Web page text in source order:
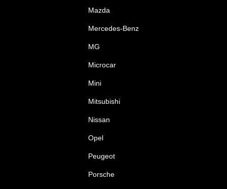
Mazda
Mercedes-Benz
MG
Microcar
Mini
Mitsubishi
Nissan
Opel
Peugeot
Porsche